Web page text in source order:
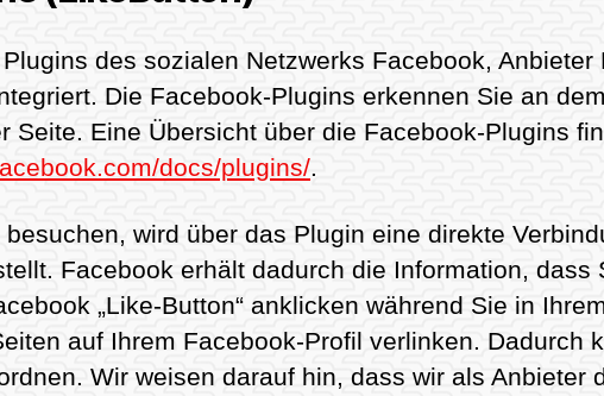
des sozialen Netzwerks Facebook, Anbieter
Die Facebook-Plugins erkennen Sie an
Seite. Eine Übersicht über die Facebook-Plugins
docs/plugins/
wird über das Plugin eine direkte
Facebook erhält dadurch die Information,
„Like-Button“ anklicken während Sie in
auf Ihrem Facebook-Profil verlinken. Dadurch
Wir weisen darauf hin, dass wir als Anbieter